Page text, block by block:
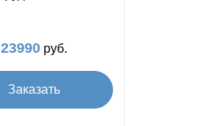
23990 руб.
Заказать